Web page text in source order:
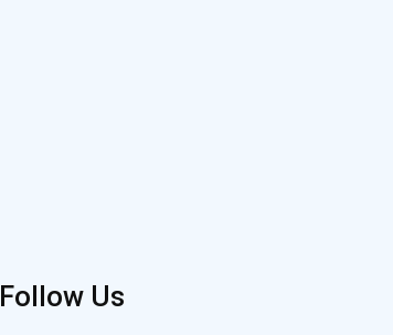
Follow Us